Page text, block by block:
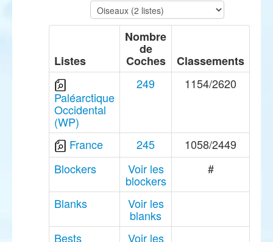
Listes
Nombre
de
Coches Classements
Paléarctique
Occidental
(WP)
249 1154/2620
France 245
1058/2449
Blockers
Voir les
blockers
#
Blanks Voir les
blanks
Bests
Voir les